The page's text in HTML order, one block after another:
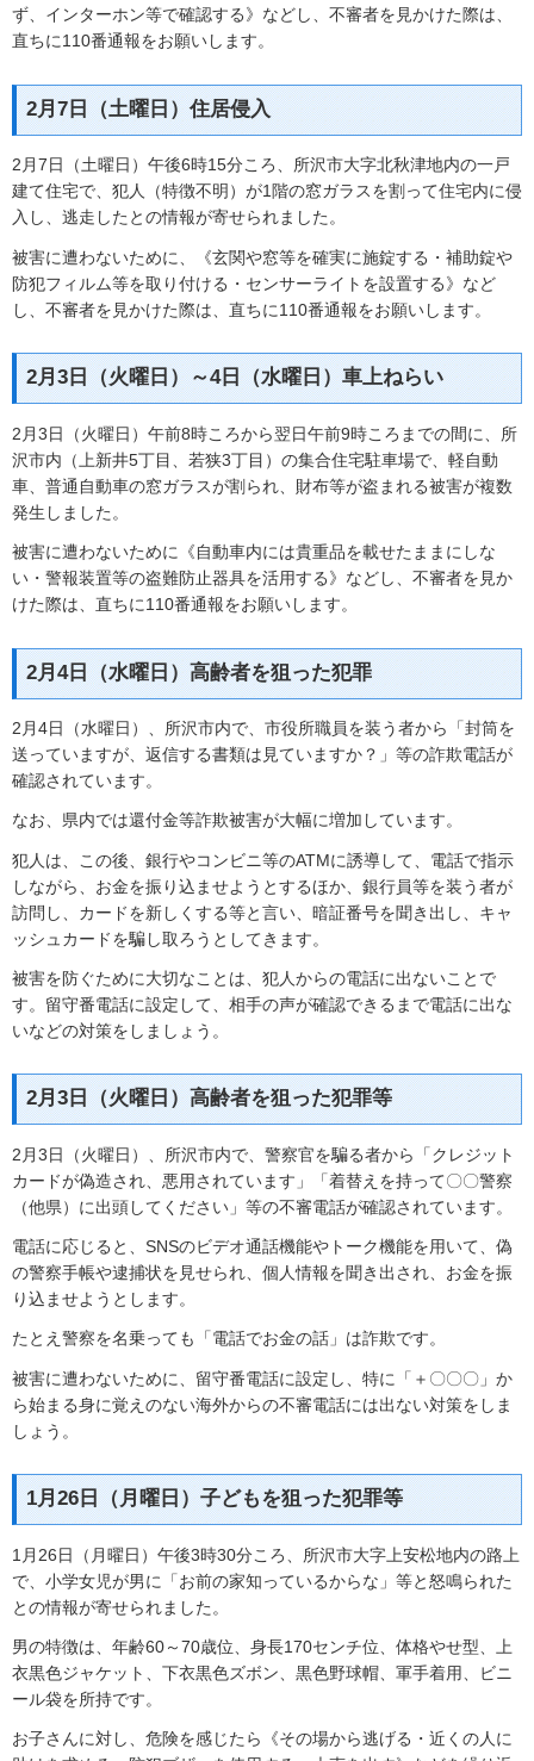
ず、インターホン等で確認する》などし、不審者を見かけた際は、
直ちに110番通報をお願いします。
2月7日（土曜日）住居侵入
2月7日（土曜日）午後6時15分ころ、所沢市大字北秋津地内の一戸
建て住宅で、犯人（特徴不明）が1階の窓ガラスを割って住宅内に侵
入し、逃走したとの情報が寄せられました。
被害に遭わないために、《玄関や窓等を確実に施錠する・補助錠や
防犯フィルム等を取り付ける・センサーライトを設置する》など
し、不審者を見かけた際は、直ちに110番通報をお願いします。
2月3日（火曜日）～4日（水曜日）車上ねらい
2月3日（火曜日）午前8時ころから翌日午前9時ころまでの間に、所
沢市内（上新井5丁目、若狭3丁目）の集合住宅駐車場で、軽自動
車、普通自動車の窓ガラスが割られ、財布等が盗まれる被害が複数
発生しました。
被害に遭わないために《自動車内には貴重品を載せたままにしな
い・警報装置等の盗難防止器具を活用する》などし、不審者を見か
けた際は、直ちに110番通報をお願いします。
2月4日（水曜日）高齢者を狙った犯罪
2月4日（水曜日）、所沢市内で、市役所職員を装う者から「封筒を
送っていますが、返信する書類は見ていますか？」等の詐欺電話が
確認されています。
なお、県内では還付金等詐欺被害が大幅に増加しています。
犯人は、この後、銀行やコンビニ等のATMに誘導して、電話で指示
しながら、お金を振り込ませようとするほか、銀行員等を装う者が
訪問し、カードを新しくする等と言い、暗証番号を聞き出し、キャ
ッシュカードを騙し取ろうとしてきます。
被害を防ぐために大切なことは、犯人からの電話に出ないことで
す。留守番電話に設定して、相手の声が確認できるまで電話に出な
いなどの対策をしましょう。
2月3日（火曜日）高齢者を狙った犯罪等
2月3日（火曜日）、所沢市内で、警察官を騙る者から「クレジット
カードが偽造され、悪用されています」「着替えを持って〇〇警察
（他県）に出頭してください」等の不審電話が確認されています。
電話に応じると、SNSのビデオ通話機能やトーク機能を用いて、偽
の警察手帳や逮捕状を見せられ、個人情報を聞き出され、お金を振
り込ませようとします。
たとえ警察を名乗っても「電話でお金の話」は詐欺です。
被害に遭わないために、留守番電話に設定し、特に「＋〇〇〇」か
ら始まる身に覚えのない海外からの不審電話には出ない対策をしま
しょう。
1月26日（月曜日）子どもを狙った犯罪等
1月26日（月曜日）午後3時30分ころ、所沢市大字上安松地内の路上
で、小学女児が男に「お前の家知っているからな」等と怒鳴られた
との情報が寄せられました。
男の特徴は、年齢60～70歳位、身長170センチ位、体格やせ型、上
衣黒色ジャケット、下衣黒色ズボン、黒色野球帽、軍手着用、ビニ
ール袋を所持です。
お子さんに対し、危険を感じたら《その場から逃げる・近くの人に